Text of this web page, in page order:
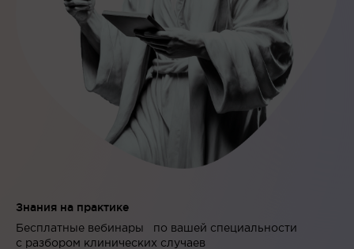
Знания на практике
Бесплатные вебинары по вашей специальности
с разбором клинических случаев